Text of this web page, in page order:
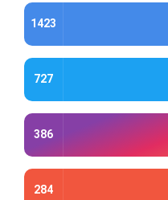
1423
727
386
284